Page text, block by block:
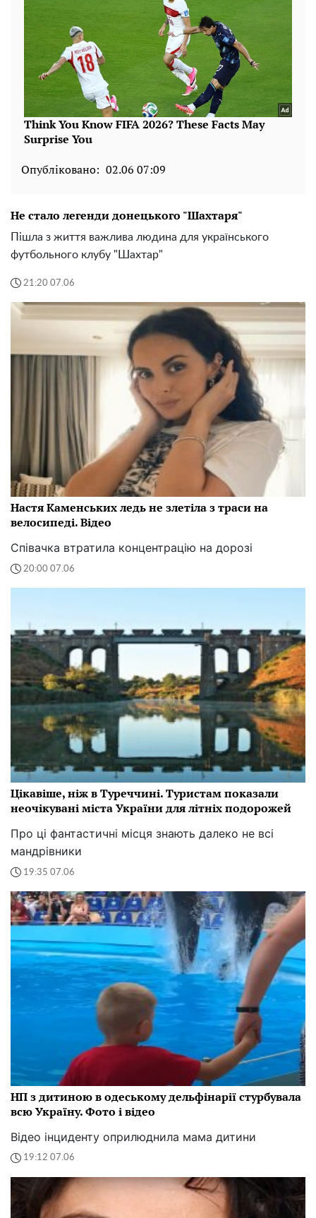
Опубліковано: 02.06 07:09
Не стало легенди донецького "Шахтаря"
Пішла з життя важлива людина для українського
футбольного клубу "Шахтар"
21:20 07.06
Настя Каменських ледь не злетіла з траси на
велосипеді. Відео
Співачка втратила концентрацію на дорозі
20:00 07.06
Цікавіше, ніж в Туреччині. Туристам показали
неочікувані міста України для літніх подорожей
Про ці фантастичні місця знають далеко не всі
мандрівники
19:35 07.06
НП з дитиною в одеському дельфінарії стурбувала
всю Україну. Фото і відео
Відео інциденту оприлюднила мама дитини
19:12 07.06